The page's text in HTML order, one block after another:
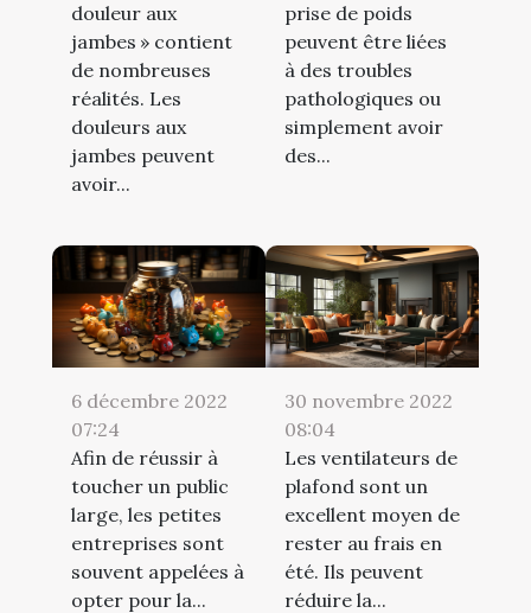
douleur aux
jambes » contient
de nombreuses
réalités. Les
douleurs aux
jambes peuvent
avoir...
prise de poids
peuvent être liées
à des troubles
pathologiques ou
simplement avoir
des...
6 décembre 2022
07:24
Afin de réussir à
toucher un public
large, les petites
entreprises sont
souvent appelées à
opter pour la...
30 novembre 2022
08:04
Les ventilateurs de
plafond sont un
excellent moyen de
rester au frais en
été. Ils peuvent
réduire la...